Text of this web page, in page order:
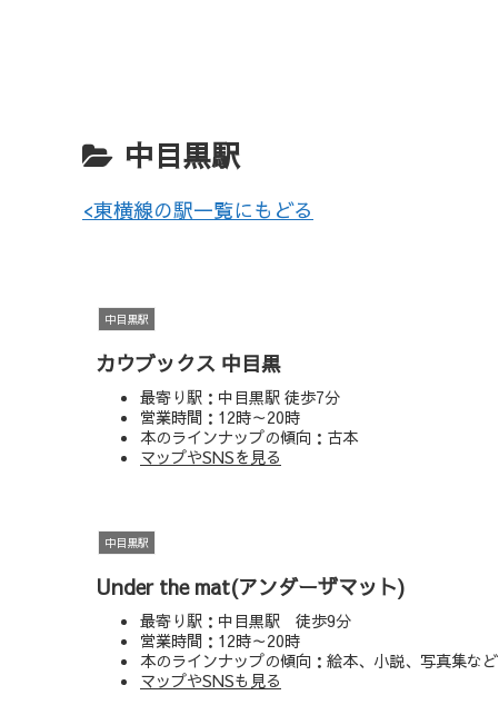
中目黒駅
<東横線の駅一覧にもどる
中目黒駅
カウブックス 中目黒
最寄り駅：中目黒駅 徒歩7分
営業時間：12時～20時
本のラインナップの傾向：古本
マップやSNSを見る
中目黒駅
Under the mat(アンダーザマット)
最寄り駅：中目黒駅 徒歩9分
営業時間：12時～20時
本のラインナップの傾向：絵本、小説、写真集など
マップやSNSも見る